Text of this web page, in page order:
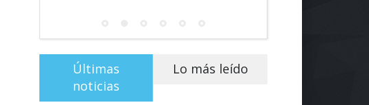
Últimas
noticias
Lo más leído